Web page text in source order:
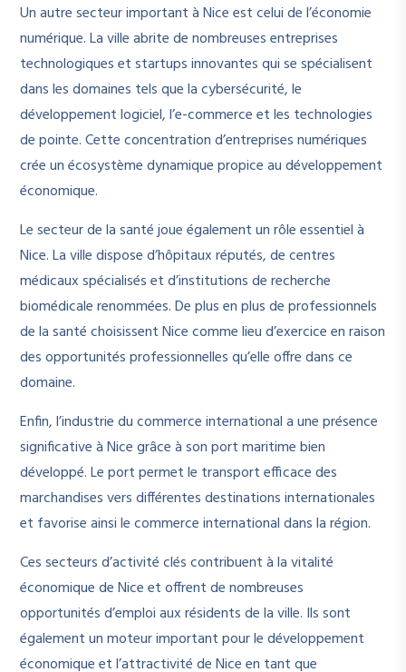
Un autre secteur important à Nice est celui de l’économie
numérique. La ville abrite de nombreuses entreprises
technologiques et startups innovantes qui se spécialisent
dans les domaines tels que la cybersécurité, le
développement logiciel, l’e-commerce et les technologies
de pointe. Cette concentration d’entreprises numériques
crée un écosystème dynamique propice au développement
économique.
Le secteur de la santé joue également un rôle essentiel à
Nice. La ville dispose d’hôpitaux réputés, de centres
médicaux spécialisés et d’institutions de recherche
biomédicale renommées. De plus en plus de professionnels
de la santé choisissent Nice comme lieu d’exercice en raison
des opportunités professionnelles qu’elle offre dans ce
domaine.
Enfin, l’industrie du commerce international a une présence
significative à Nice grâce à son port maritime bien
développé. Le port permet le transport efficace des
marchandises vers différentes destinations internationales
et favorise ainsi le commerce international dans la région.
Ces secteurs d’activité clés contribuent à la vitalité
économique de Nice et offrent de nombreuses
opportunités d’emploi aux résidents de la ville. Ils sont
également un moteur important pour le développement
économique et l’attractivité de Nice en tant que